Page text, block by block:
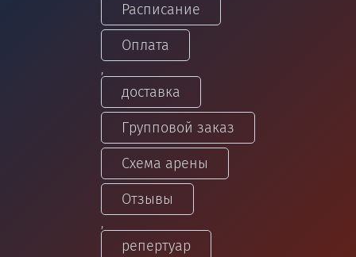
Расписание
Оплата
,
доставка
Групповой заказ
Схема арены
Отзывы
,
репертуар